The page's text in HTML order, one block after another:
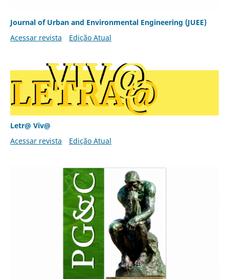
Journal of Urban and Environmental Engineering (JUEE)
Acessar revista
Edição Atual
Letr@ Viv@
Acessar revista
Edição Atual